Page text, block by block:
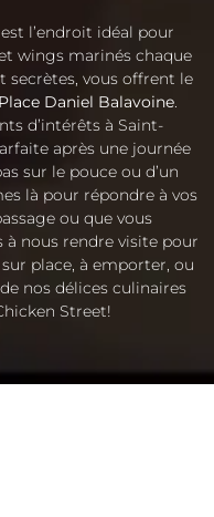
l’endroit idéal pour
wings marinés chaque
secrètes, vous offrent le
Daniel Balavoine.
d’intérêts à Saint-
après une journée
sur le pouce ou d’un
là pour répondre à vos
ou que vous
à nous rendre visite pour
place, à emporter, ou
nos délices culinaires
Street!